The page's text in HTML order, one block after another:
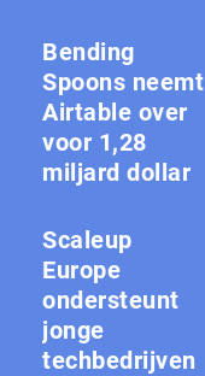
Bending
Spoons neemt
Airtable over
voor 1,28
miljard dollar
Scaleup
Europe
ondersteunt
jonge
techbedrijven